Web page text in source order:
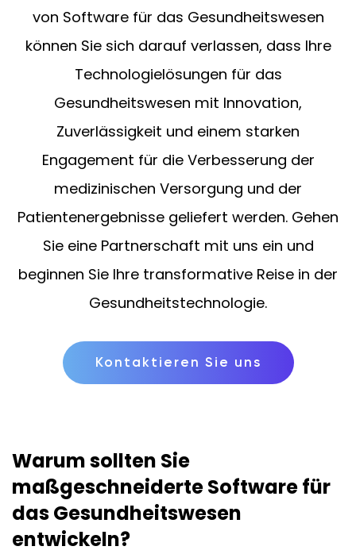
von Software für das Gesundheitswesen
können Sie sich darauf verlassen, dass Ihre
Technologielösungen für das
Gesundheitswesen mit Innovation,
Zuverlässigkeit und einem starken
Engagement für die Verbesserung der
medizinischen Versorgung und der
Patientenergebnisse geliefert werden. Gehen
Sie eine Partnerschaft mit uns ein und
beginnen Sie Ihre transformative Reise in der
Gesundheitstechnologie.
Kontaktieren Sie uns
Warum sollten Sie
maßgeschneiderte Software für
das Gesundheitswesen
entwickeln?